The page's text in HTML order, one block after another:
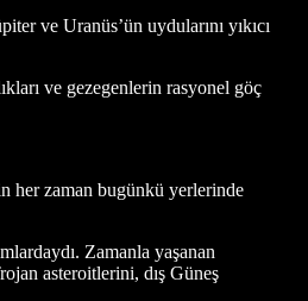
ve Uranüs’ün uydularını yıkıcı
ve gezegenlerin rasyonel göç
her zaman bugünkü yerlerinde
Zamanla yaşanan
asteroitlerini, dış Güneş